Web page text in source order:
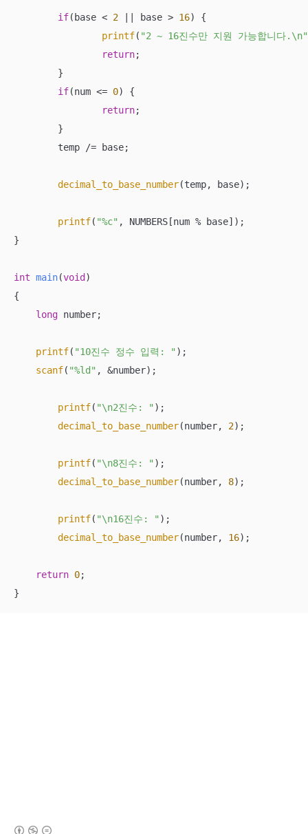
if(base < 2 || base > 16) {
printf( "2 ~ 16진수만 지원 가능합니다.\n"
return;
if(num <= 0) {
return;
decimal_to_base_number(temp, base);
printf( "%c" , NUMBERS[num % base]);
}
int main(void )
{
long number;
printf( "10진수 정수 입력: " );
scanf( "%ld" , &number);
printf( "\n2진수: " );
decimal_to_base_number(number, 2);
printf( "\n8진수: " );
decimal_to_base_number(number, 8);
printf( "\n16진수: " );
decimal_to_base_number(number, 16);
return 0;
}